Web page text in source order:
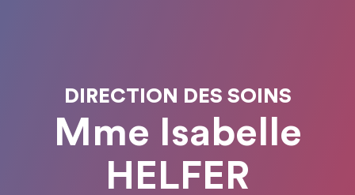
DIRECTION DES SOINS
Mme Isabelle
HELFER